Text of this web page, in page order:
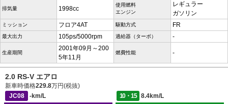
排気量 1998cc
使用燃料
エンジン
レギュラー
ガソリン
ミッション フロア4AT 駆動方式 FR
最大出力 105ps/5000rpm 過給器（ターボ） -
生産期間
2001年09月～200
5年11月
燃費性能 -
2.0 RS-V エアロ
新車時価格229.8万円(税抜)
JC08
-km/L 10・15
8.4km/L